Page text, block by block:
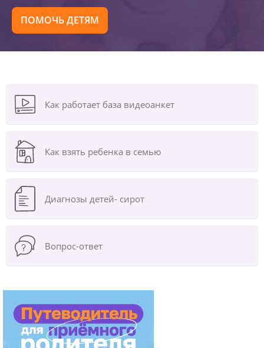
ПОМОЧЬ ДЕТЯМ
Как работает база видеоанкет
Как взять ребенка в семью
Диагнозы детей- сирот
Вопрос-ответ